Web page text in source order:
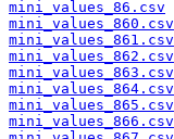
mini_values_86.csv
mini_values_860.csv
mini_values_861.csv
mini_values_862.csv
mini_values_863.csv
mini_values_864.csv
mini_values_865.csv
mini_values_866.csv